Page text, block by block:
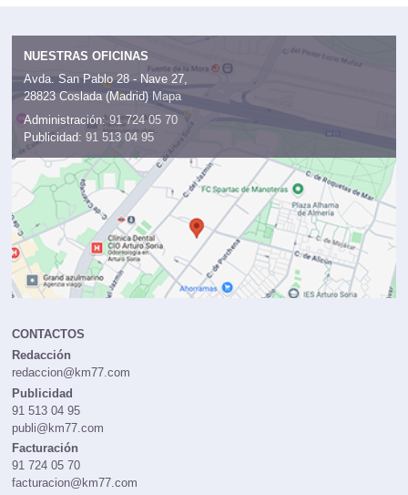
NUESTRAS OFICINAS
Avda. San Pablo 28 - Nave 27,
28823 Coslada (Madrid) Mapa
Administración: 91 724 05 70
Publicidad: 91 513 04 95
CONTACTOS
Redacción
redaccion@km77.com
Publicidad
91 513 04 95
publi@km77.com
Facturación
91 724 05 70
facturacion@km77.com